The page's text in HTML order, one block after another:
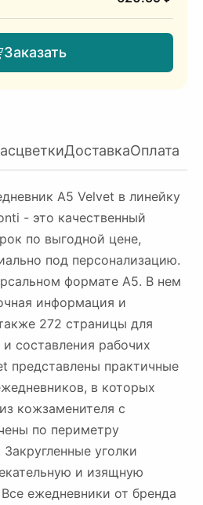
Заказать
ДоставкаОплата
A5 Velvet в линейку
- это качественный
по выгодной цене,
под персонализацию.
формате А5. В нем
информация и
272 страницы для
составления рабочих
представлены практичные
в которых
кожзаменителя с
по периметру
уголки
и изящную
ежедневники от бренда